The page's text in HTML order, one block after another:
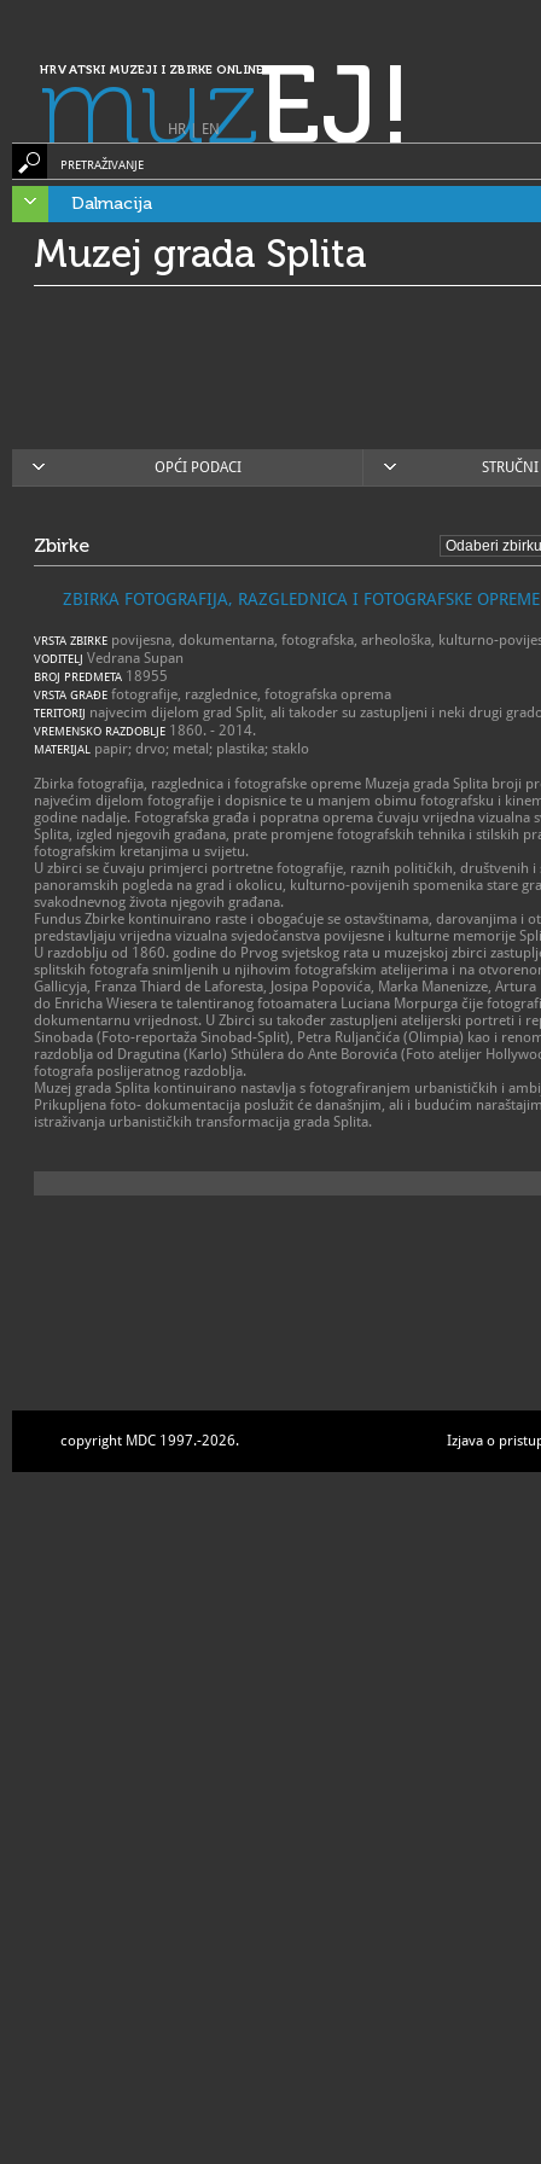
HRVATSKI MUZEJI I ZBIRKE ONLINE
muzEJ!
HR| EN
PRETRAŽIVANJE
Dalmacija
Muzej grada Splita
OPĆI PODACI
Zbirke
ZBIRKA FOTOGRAFIJA, RAZGLEDNICA I FOTOGRAFSKE OPREME
VRSTA ZBIRKE povijesna, dokumentarna, fotografska, arheološka, kulturno-
VODITELJ Vedrana Supan
BROJ PREDMETA 18955
VRSTA GRAĐE fotografije, razglednice, fotografska oprema
TERITORIJ najvecim dijelom grad Split, ali takoder su zastupljeni i neki drugi
VREMENSKO RAZDOBLJE 1860. - 2014.
MATERIJAL papir; drvo; metal; plastika; staklo
Zbirka fotografija, razglednica i fotografske opreme Muzeja grada Splita broji
najvećim dijelom fotografije i dopisnice te u manjem obimu fotografsku i
godine nadalje. Fotografska građa i popratna oprema čuvaju vrijedna vizualna
Splita, izgled njegovih građana, prate promjene fotografskih tehnika i stilskih
fotografskim kretanjima u svijetu.
U zbirci se čuvaju primjerci portretne fotografije, raznih političkih, društvenih i
panoramskih pogleda na grad i okolicu, kulturno-povijenih spomenika stare
svakodnevnog života njegovih građana.
Fundus Zbirke kontinuirano raste i obogaćuje se ostavštinama, darovanjima i
predstavljaju vrijedna vizualna svjedočanstva povijesne i kulturne memorije
U razdoblju od 1860. godine do Prvog svjetskog rata u muzejskoj zbirci
splitskih fotografa snimljenih u njihovim fotografskim atelijerima i na
Gallicyja, Franza Thiard de Laforesta, Josipa Popovića, Marka Manenizze,
do Enricha Wiesera te talentiranog fotoamatera Luciana Morpurga čije
dokumentarnu vrijednost. U Zbirci su također zastupljeni atelijerski portreti i
Sinobada (Foto-reportaža Sinobad-Split), Petra Ruljančića (Olimpia) kao i
razdoblja od Dragutina (Karlo) Sthülera do Ante Borovića (Foto atelijer
fotografa poslijeratnog razdoblja.
Muzej grada Splita kontinuirano nastavlja s fotografiranjem urbanističkih i
Prikupljena foto- dokumentacija poslužit će današnjim, ali i budućim
istraživanja urbanističkih transformacija grada Splita.
copyright MDC 1997.-2026. Izjava o